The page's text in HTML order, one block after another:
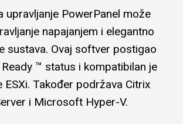
upravljanje PowerPanel može
napajanjem i elegantno
sustava. Ovaj softver postigao
™ status i kompatibilan je
ESXi. Također podržava Citrix
i Microsoft Hyper-V.